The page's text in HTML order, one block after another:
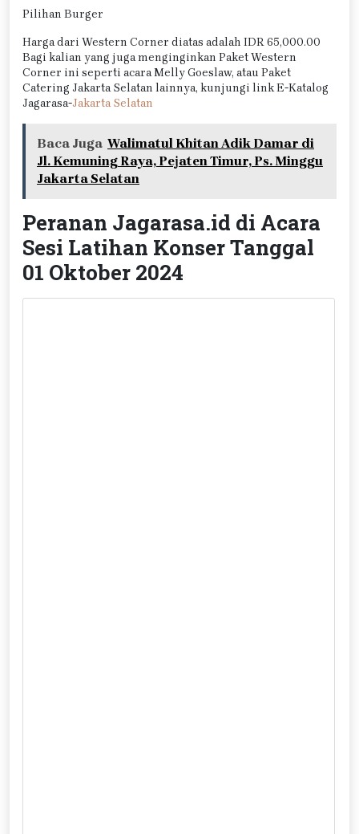
Pilihan Burger
Harga dari Western Corner diatas adalah IDR 65,000.00
Bagi kalian yang juga menginginkan Paket Western
Corner ini seperti acara Melly Goeslaw, atau Paket
Catering Jakarta Selatan lainnya, kunjungi link E-Katalog
Jagarasa-Jakarta Selatan
Baca Juga Walimatul Khitan Adik Damar di
Jl. Kemuning Raya, Pejaten Timur, Ps. Minggu
Jakarta Selatan
Peranan Jagarasa.id di Acara
Sesi Latihan Konser Tanggal
01 Oktober 2024